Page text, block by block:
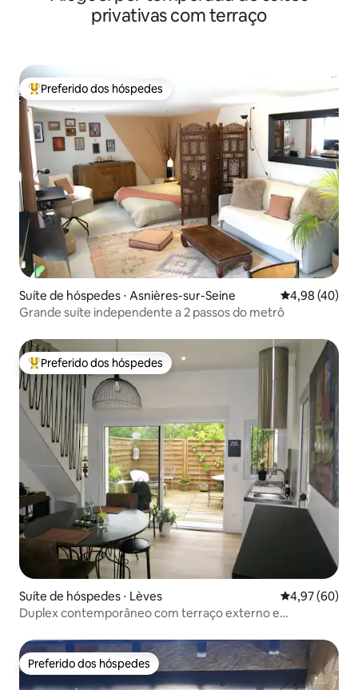
privativas com terraço
Entre os melhores preferidos dos hóspedes
Preferido dos hóspedes
Suíte de hóspedes ⋅ Asnières-sur-Seine 4,98 de uma
4,98 (40)
Grande suíte independente a 2 passos do metrô
Entre os melhores preferidos dos hóspedes
Preferido dos hóspedes
Suíte de hóspedes ⋅ Lèves 4,97 de uma
4,97 (60)
Duplex contemporâneo com terraço externo e
Preferido dos hóspedes
Preferido dos hóspedes